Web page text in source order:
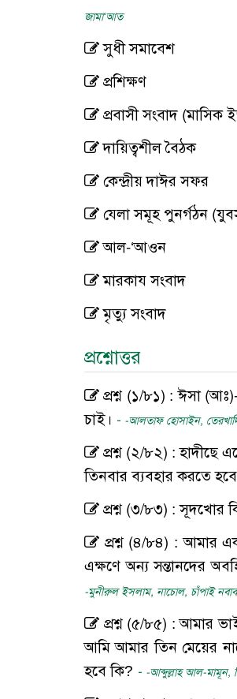
জামা‘আত
সুধী সমাবেশ
প্রশিক্ষণ
প্রবাসী সংবাদ (মাসিক
দায়িত্বশীল বৈঠক
কেন্দ্রীয় দাঈর সফর
যেলা সমূহ পুনর্গঠন
আল-‘আওন
মারকায সংবাদ
মৃত্যু সংবাদ
প্রশ্নোত্তর
প্রশ্ন (১/৮১) : ঈসা
চাই। - -আলতাফ হোসাইন,
প্রশ্ন (২/৮২) : হাদীছে
তিনবার ব্যবহার করতে
প্রশ্ন (৩/৮৩) : সূদখোর কি
প্রশ্ন (৪/৮৪) : আমার
এক্ষণে অন্য সন্তানদের
-মুনীরুল ইসলাম, নাচোল, চাঁপাই
প্রশ্ন (৫/৮৫) : আমার
আমি আমার তিন মেয়ের
হবে কি? - -আব্দুল্লাহ আল-মামূন,